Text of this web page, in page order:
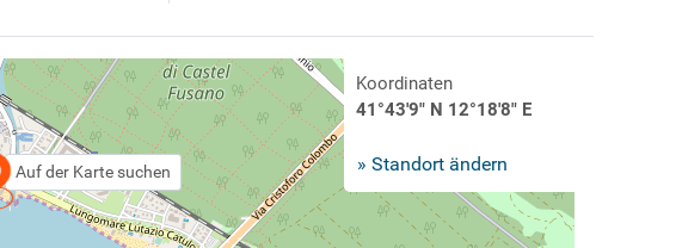
Auf der Karte suchen
Koordinaten
41°43'9" N 12°18'8" E
» Standort ändern